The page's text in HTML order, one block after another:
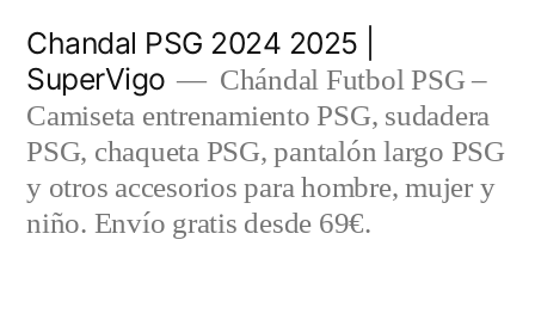
contenido
Chandal PSG 2024 2025 |
SuperVigo
Chándal Futbol PSG –
Camiseta entrenamiento PSG, sudadera
PSG, chaqueta PSG, pantalón largo PSG
y otros accesorios para hombre, mujer y
niño. Envío gratis desde 69€.